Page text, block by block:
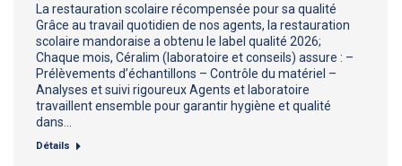
La restauration scolaire récompensée pour sa qualité
Grâce au travail quotidien de nos agents, la restauration
scolaire mandoraise a obtenu le label qualité 2026;
Chaque mois, Céralim (laboratoire et conseils) assure : –
Prélèvements d’échantillons – Contrôle du matériel –
Analyses et suivi rigoureux Agents et laboratoire
travaillent ensemble pour garantir hygiène et qualité
dans…
Détails